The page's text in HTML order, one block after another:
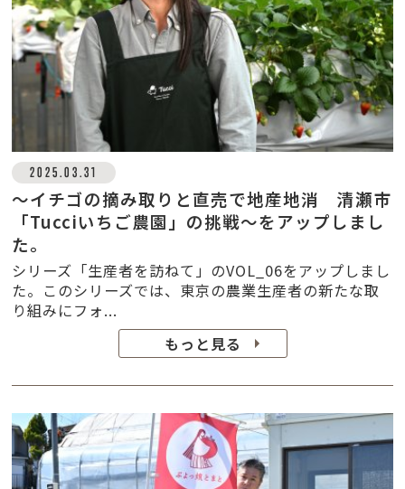
2025.03.31
～イチゴの摘み取りと直売で地産地消 清瀬市
「Tucciいちご農園」の挑戦～をアップしまし
た。
シリーズ「生産者を訪ねて」のVOL_06をアップしまし
た。このシリーズでは、東京の農業生産者の新たな取
り組みにフォ...
もっと見る